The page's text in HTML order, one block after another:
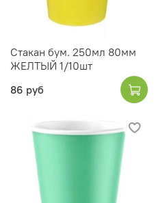
Стакан бум. 250мл 80мм
ЖЕЛТЫЙ 1/10шт
86 руб